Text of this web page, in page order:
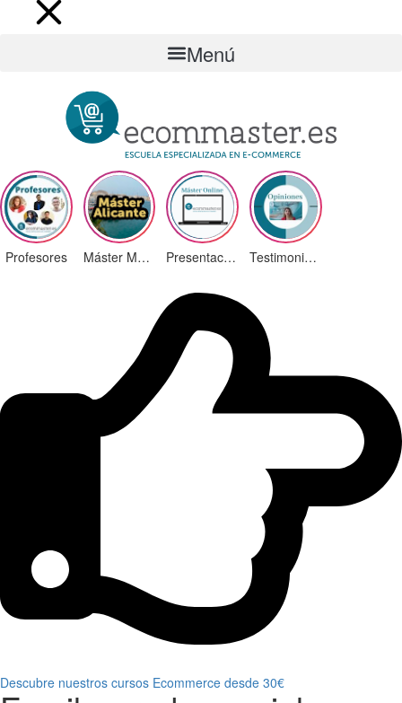
Menú
Profesores Máster Marketing Digital en Alicante Presentación ¡Nuevas Ediciones! Testimonios Alumnos
Descubre nuestros cursos Ecommerce desde 30€